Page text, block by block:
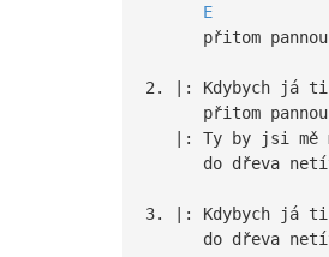
E
přitom
2. |: Kdybych já ti
přitom
|: Ty by jsi mě
do dřeva
3. |: Kdybych já ti
do dřeva